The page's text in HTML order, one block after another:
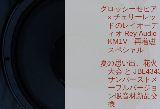
グロッシーセピア
x チェリーレッ
ドのレイオーデ
ィオ Rey Audio
KM1V 再着磁
スペシャル
夏の思い出、花火
大会 と
サンバーストメ
ープルバージョ
ン吸音材新品交
換